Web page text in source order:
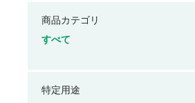
商品カテゴリ
すべて
特定用途